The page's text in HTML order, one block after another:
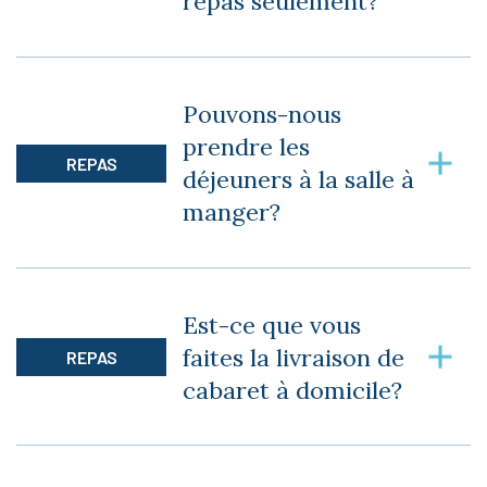
ne séparons pas les deux services.
REPAS
Pouvons-nous
prendre les
déjeuners à la salle à
manger?
REPAS
Est-ce que vous
faites la livraison de
cabaret à domicile?